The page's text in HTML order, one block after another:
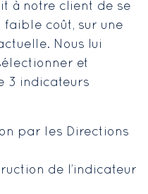
à notre client de se
coût, sur une
Nous lui
et
3 indicateurs
par les Directions
de l’indicateur